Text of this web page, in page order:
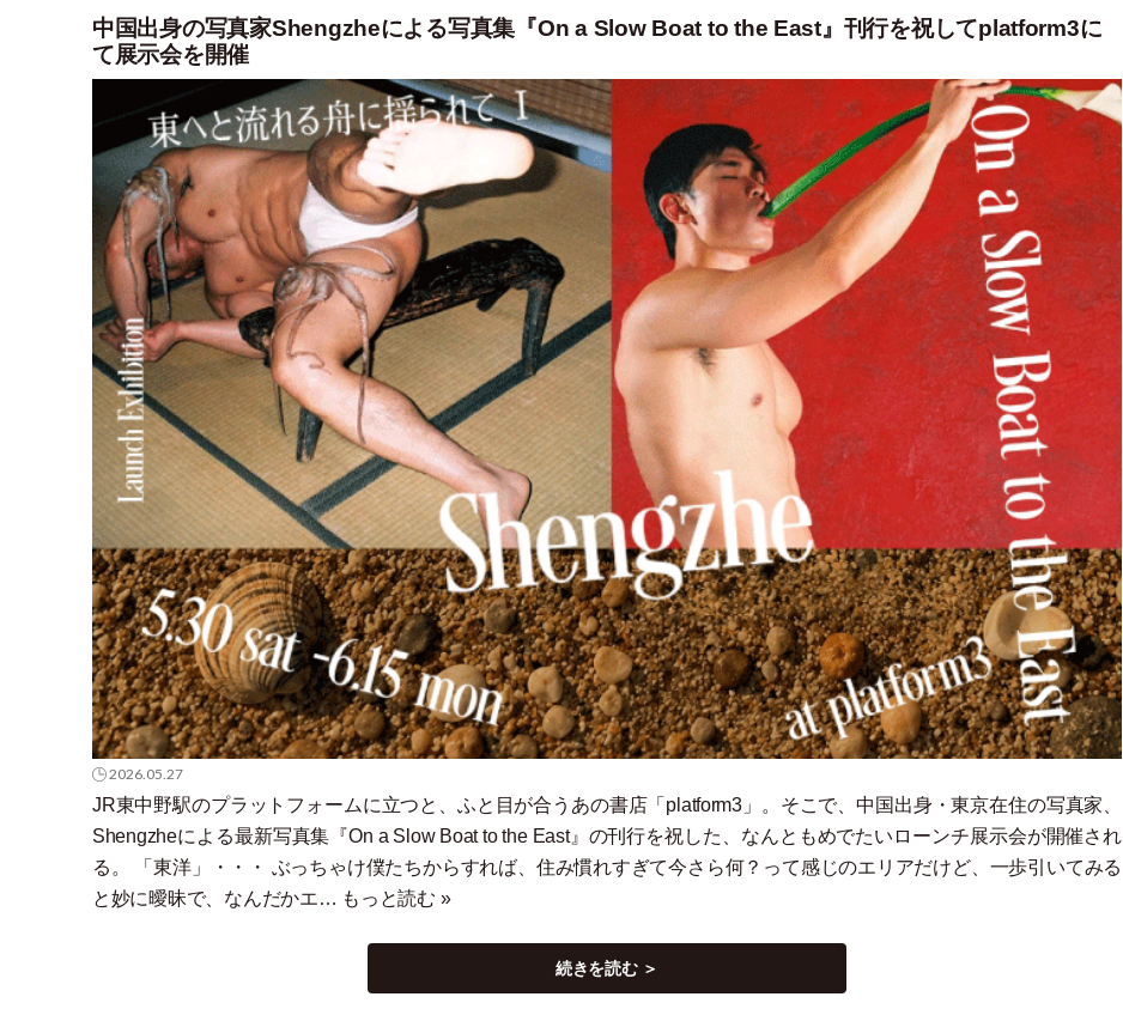
中国出身の写真家Shengzheによる写真集『On a Slow Boat to the East』刊行を祝してplatform3に
て展示会を開催
2026.05.27
JR東中野駅のプラットフォームに立つと、ふと目が合うあの書店「 platform3」 。そこで、中国出身 ・東京在住の写真家、
Shengzheによる最新写真集『On a Slow Boat to the East』の刊行を祝した、なんともめでたいローンチ展示会が開催され
る。
「東洋」 ・ ・ ・ ぶっちゃけ僕たちからすれば、住み慣れすぎて今さら何？って感じのエリアだけど、一歩引いてみる
と妙に曖昧で、なんだかエ… もっと読む »
続きを読む ＞